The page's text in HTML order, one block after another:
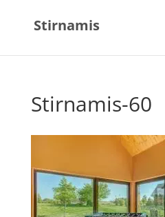
Stirnamis
Stirnamis-60